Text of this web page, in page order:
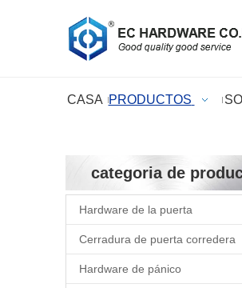
CASA PRODUCTOS
categoria de
Hardware de la puerta
Cerradura de puerta corredera
Hardware de pánico